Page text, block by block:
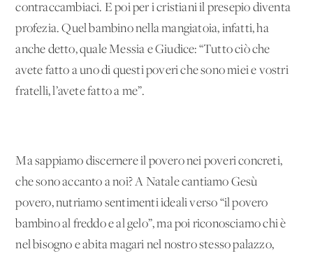
contraccambiaci. E poi per i cristiani il presepio diventa
profezia. Quel bambino nella mangiatoia, infatti, ha
anche detto, quale Messia e Giudice: “Tutto ciò che
avete fatto a uno di questi poveri che sono miei e vostri
fratelli, l’avete fatto a me”.
Ma sappiamo discernere il povero nei poveri concreti,
che sono accanto a noi? A Natale cantiamo Gesù
povero, nutriamo sentimenti ideali verso “il povero
bambino al freddo e al gelo”, ma poi riconosciamo chi è
nel bisogno e abita magari nel nostro stesso palazzo,